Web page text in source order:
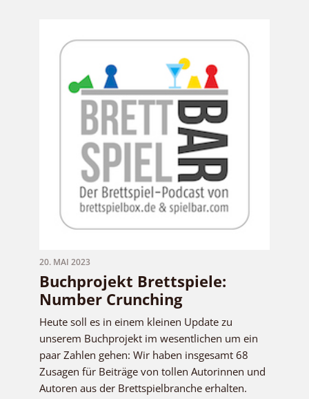
20. MAI 2023
Buchprojekt Brettspiele:
Number Crunching
Heute soll es in einem kleinen Update zu
unserem Buchprojekt im wesentlichen um ein
paar Zahlen gehen: Wir haben insgesamt 68
Zusagen für Beiträge von tollen Autorinnen und
Autoren aus der Brettspielbranche erhalten.